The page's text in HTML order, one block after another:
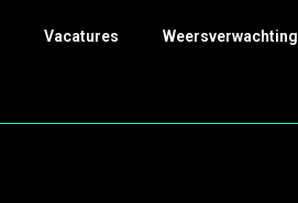
Vacatures Weersverwachting